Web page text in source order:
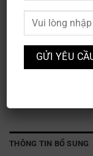
Chevrolet
Mã sản phẩm:XE3S-134
Danh mục:Chevrolet,Ô
THÔNG TIN BỔ SUNG